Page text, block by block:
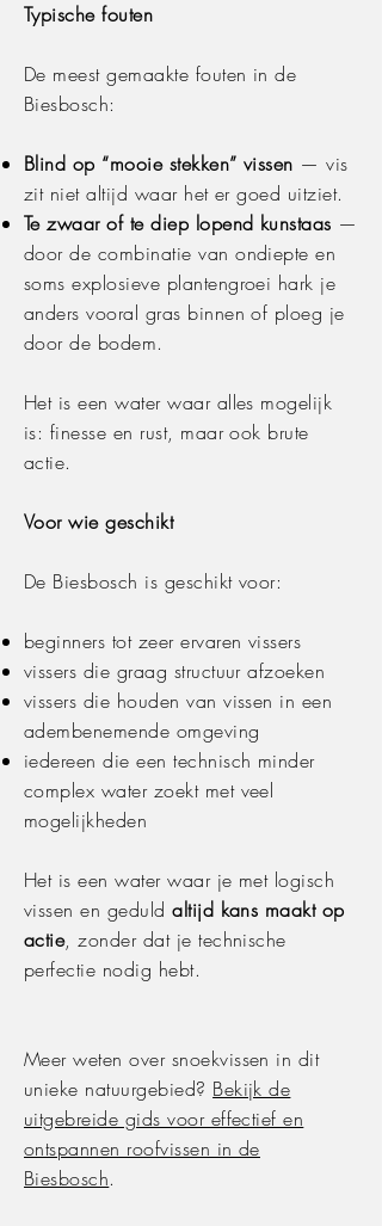
Typische fouten
De meest gemaakte fouten in de
Biesbosch:
Blind op “mooie stekken” vissen — vis
zit niet altijd waar het er goed uitziet.
Te zwaar of te diep lopend kunstaas —
door de combinatie van ondiepte en
soms explosieve plantengroei hark je
anders vooral gras binnen of ploeg je
door de bodem.
Het is een water waar alles mogelijk
is: finesse en rust, maar ook brute
actie.
Voor wie geschikt
De Biesbosch is geschikt voor:
beginners tot zeer ervaren vissers
vissers die graag structuur afzoeken
vissers die houden van vissen in een
adembenemende omgeving
iedereen die een technisch minder
complex water zoekt met veel
mogelijkheden
Het is een water waar je met logisch
vissen en geduldaltijd kans maakt op
actie, zonder dat je technische
perfectie nodig hebt.
Meer weten over snoekvissen in dit
unieke natuurgebied? Bekijk de
uitgebreide gids voor effectief en
ontspannen roofvissen in de
Biesbosch.